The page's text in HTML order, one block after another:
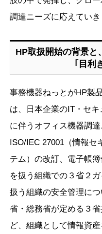
調達ニーズに応えていき
HP取扱開始の背景と
｢目利
事務機器ねっとがHP製
は、日本企業のIT・セ
に伴うオフィス機器調
ISO/IEC 27001（情報セ
テム）の改訂、電子帳
を扱う組織での３省２
扱う組織の安全管理に
省・総務省が定める３
ど、組織として情報資